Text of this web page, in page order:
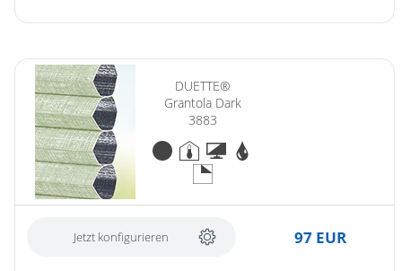
DUETTE®
Grantola Dark
3883
Jetzt konfigurieren 97 EUR